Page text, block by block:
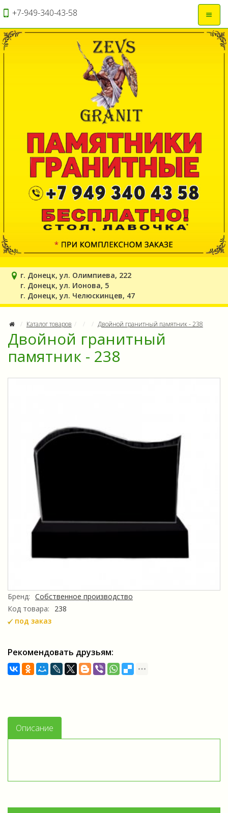
+7-949-340-43-58
г. Донецк, ул. Олимпиева, 222
г. Донецк, ул. Ионова, 5
г. Донецк, ул. Челюскинцев, 47
Каталог товаров Двойной гранитный памятник - 238
Двойной гранитный
памятник - 238
Бренд: Собственное производство
Код товара:
238
под заказ
Рекомендовать друзьям:
Описание